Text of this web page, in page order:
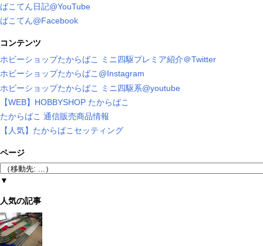
ばこてん日記@YouTube
ばこてん@Facebook
コンテンツ
ホビーショップたからばこ ミニ四駆プレミア紹介＠Twitter
ホビーショップたからばこ@Instagram
ホビーショップたからばこ ミニ四駆系@youtube
【WEB】HOBBYSHOP たからばこ
たからばこ 通信販売商品情報
【人気】たからばこセッティング
ページ
▼
人気の記事